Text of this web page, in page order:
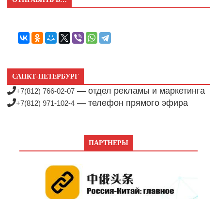
САНКТ-ПЕТЕРБУРГ
+7(812) 766-02-07 — отдел рекламы и маркетинга
+7(812) 971-102-4 — телефон прямого эфира
ПАРТНЕРЫ